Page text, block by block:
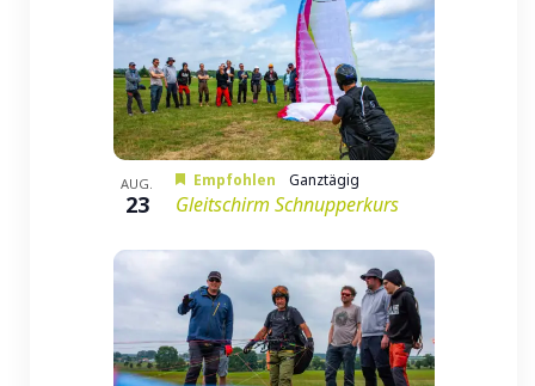
AUG.
23 Gleitschirm Schnupperkurs
Empfohlen Ganztägig